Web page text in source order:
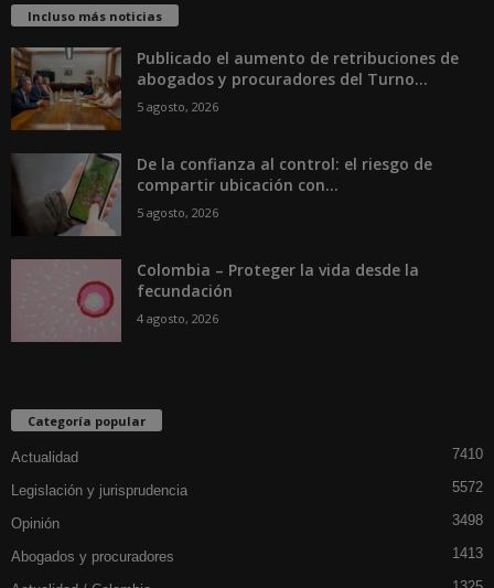
Incluso más noticias
Publicado el aumento de retribuciones de
abogados y procuradores del Turno...
5 agosto, 2026
De la confianza al control: el riesgo de
compartir ubicación con...
5 agosto, 2026
Colombia – Proteger la vida desde la
fecundación
4 agosto, 2026
Categoría popular
Actualidad 7410
Legislación y jurisprudencia 5572
Opinión 3498
Abogados y procuradores 1413